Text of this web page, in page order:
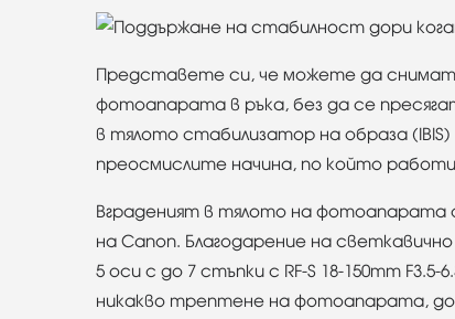
Представете си, че можете да
фотоапарата в ръка, без да се
в тялото стабилизатор на образа
преосмислите начина, по който
Вграденият в тялото на фотоапарата
на Canon. Благодарение на
5 оси с до 7 стъпки с RF-S 18-150mm
никакво трептене на фотоапарата,